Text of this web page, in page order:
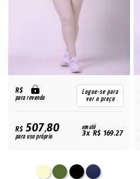
R$
para revenda
Logue-se para
ver o preço
R$507,80
para uso próprio
em até
3x R$ 169,27